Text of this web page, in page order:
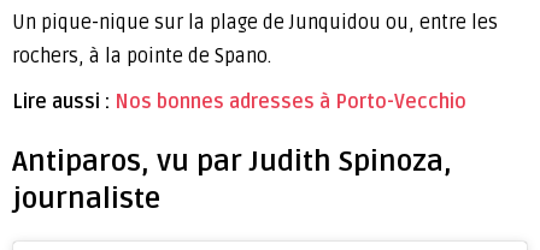
Un pique-nique sur la plage de Junquidou ou, entre les
rochers, à la pointe de Spano.
Lire aussi : Nos bonnes adresses à Porto-Vecchio
Antiparos, vu par Judith Spinoza,
journaliste